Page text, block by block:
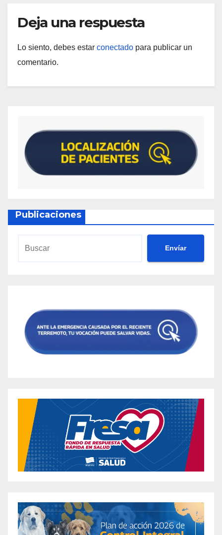
Deja una respuesta
Lo siento, debes estar conectado para publicar un
comentario.
Publicaciones
Envíar